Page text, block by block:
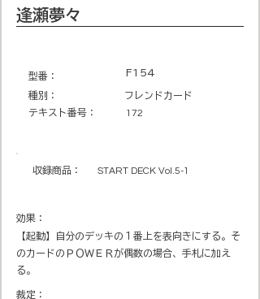
逢瀬夢々
​型番​： F154
種別：
フレンドカード
テキスト番号​：
172
収録商品​： START DECK Vol.5-1
効果：
【起動】自分のデッキの１番上を表向きにする。そ
のカードのＰＯＷＥＲが偶数の場合、手札に加え
る。
裁定：